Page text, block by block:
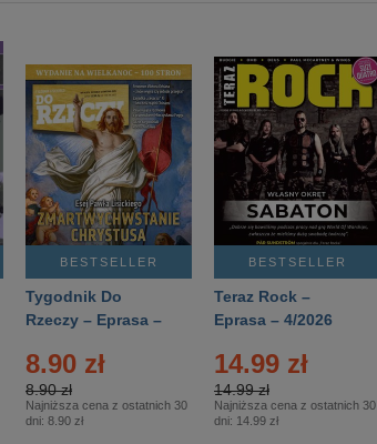
BESTSELLER
Tygodnik Do
Rzeczy – Eprasa –
8.90 zł
8.90 zł
Najniższa cena z ostatnich 30
dni: 8.90 zł
BESTSELLER
Teraz Rock –
Eprasa – 4/2026
14.99 zł
14.99 zł
Najniższa cena z ostatnich 30
dni: 14.99 zł